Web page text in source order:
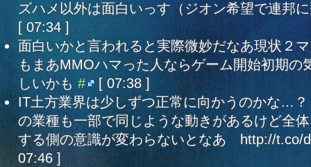
ズハメ以外は面白いっす（ジオン希望で連邦
[ 07:34 ]
面白いかと言われると実際微妙だなあ現状２
もまあMMOハマった人ならゲーム開始初期の
しいかも # [ 07:38 ]
IT土方業界は少しずつ正常に向かうのかな…
の業種も一部で同じような動きがあるけど全
する側の意識が変わらないとなあ http://t.co/
07:46 ]